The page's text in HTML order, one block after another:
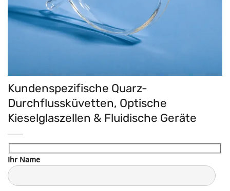
Kundenspezifische Quarz-
Durchflussküvetten, Optische
Kieselglaszellen & Fluidische Geräte
Ihr Name